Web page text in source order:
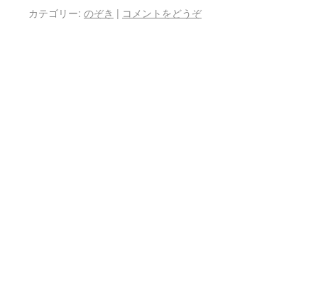
カテゴリー: のぞき | コメントをどうぞ